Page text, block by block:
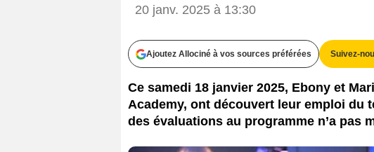
20 janv. 2025 à 13:30
Ajoutez Allociné à vos sources préférées Suivez-
Ce samedi 18 janvier 2025, Ebony et
Academy, ont découvert leur emploi du
des évaluations au programme n’a pas